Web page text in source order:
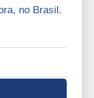
no Brasil.